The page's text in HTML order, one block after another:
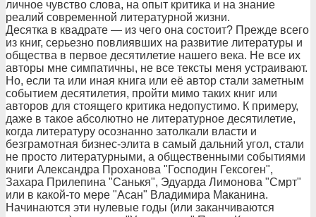
личное чувство слова, на опыт критика и на знание
реалий современной литературной жизни.
Десятка в квадрате — из чего она состоит? Прежде всего
из книг, серьезно повлиявших на развитие литературы и
общества в первое десятилетие нашего века. Не все их
авторы мне симпатичны, не все тексты меня устраивают.
Но, если та или иная книга или её автор стали заметным
событием десятилетия, пройти мимо таких книг или
авторов для стоящего критика недопустимо. К примеру,
даже в такое абсолютно не литературное десятилетие,
когда литературу осознанно затолкали власти и
безграмотная бизнес-элита в самый дальний угол, стали
не просто литературными, а общественными событиями
книги Александра Проханова "Господин Гексоген",
Захара Прилепина "Санькя", Эдуарда Лимонова "Смрт"
или в какой-то мере "Асан" Владимира Маканина.
Начинаются эти нулевые годы (или заканчиваются